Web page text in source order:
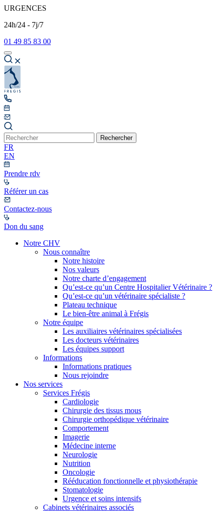
URGENCES
24h/24 - 7j/7
01 49 85 83 00
Rechercher
FR
EN
Prendre rdv
Référer un cas
Contactez-nous
Don du sang
Notre CHV
Nous connaître
Notre histoire
Nos valeurs
Notre charte d’engagement
Qu’est-ce qu’un Centre Hospitalier Vétérinaire ?
Qu’est-ce qu’un vétérinaire spécialiste ?
Plateau technique
Le bien-être animal à Frégis
Notre équipe
Les auxiliaires vétérinaires spécialisées
Les docteurs vétérinaires
Les équipes support
Informations
Informations pratiques
Nous rejoindre
Nos services
Services Frégis
Cardiologie
Chirurgie des tissus mous
Chirurgie orthopédique vétérinaire
Comportement
Imagerie
Médecine interne
Neurologie
Nutrition
Oncologie
Rééducation fonctionnelle et physiothérapie
Stomatologie
Urgence et soins intensifs
Cabinets vétérinaires associés